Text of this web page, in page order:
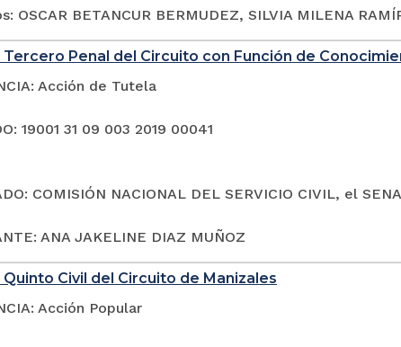
OSCAR BETANCUR BERMUDEZ, SILVIA MILENA
Tercero Penal del Circuito con Función de
Acción de Tutela
19001 31 09 003 2019 00041
COMISIÓN NACIONAL DEL SERVICIO CIVIL, el
ANA JAKELINE DIAZ MUÑOZ
Civil del Circuito de Manizales
Acción Popular